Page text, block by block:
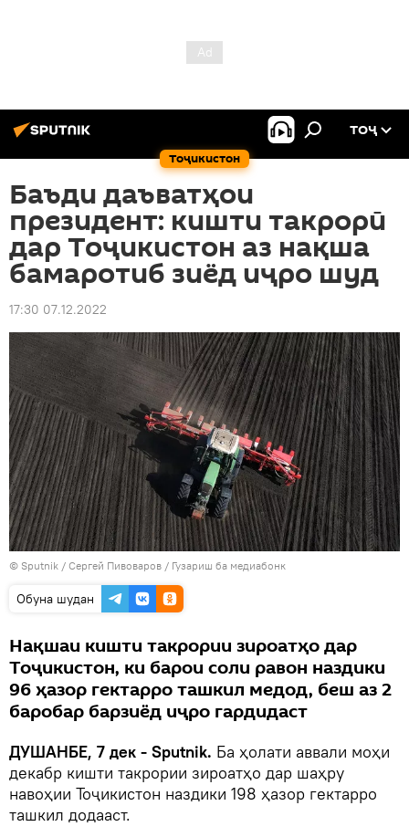
Тоҷикистон
ТОҶ
Баъди даъватҳои
президент: кишти такрорӣ
дар Тоҷикистон аз нақша
бамаротиб зиёд иҷро шуд
17:30 07.12.2022
© Sputnik / Сергей Пивоваров / Гузариш ба медиабонк
Обуна шудан
Нақшаи кишти такрории зироатҳо дар
Тоҷикистон, ки барои соли равон наздики
96 ҳазор гектарро ташкил медод, беш аз 2
баробар барзиёд иҷро гардидаст
ДУШАНБЕ, 7 дек - Sputnik. Ба ҳолати аввали моҳи
декабр кишти такрории зироатҳо дар шаҳру
навоҳии Тоҷикистон наздики 198 ҳазор гектарро
ташкил додааст.